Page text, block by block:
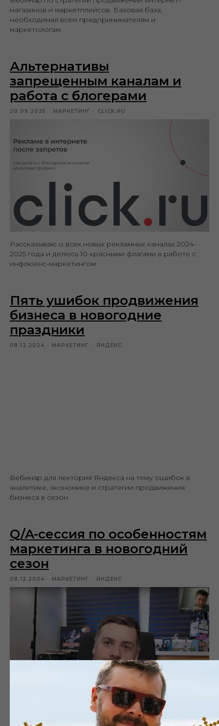
магазинов и маркетплейсов. Базовая база,
необходимая всем предпринимателям и
маркетологам.
Альтернативы
запрещенным каналам и
работа с блогерами
20.09.2025 МАРКЕТИНГ CLICK.RU
Рассказываю о всех новых рекламных каналах 2024-
2025 года и делюсь 10 красными флагами в работе с
инфлюенс-маркетингом
Пять ушибок продвижения
бизнеса в новогодние
праздники
08.12.2024 МАРКЕТИНГ ЯНДЕКС
Вебинар для лектория Яндекса на тему ошибок в
аналитике, экономике и стратегии продвижения
бизнеса в сезон
Q/A-сессия по особенностям
маркетинга в новогодний
сезон
08.12.2024 МАРКЕТИНГ ЯНДЕКС
Сессия ответов на вопросы с Андреем Демином из
команды обучения инструментов Яндекса